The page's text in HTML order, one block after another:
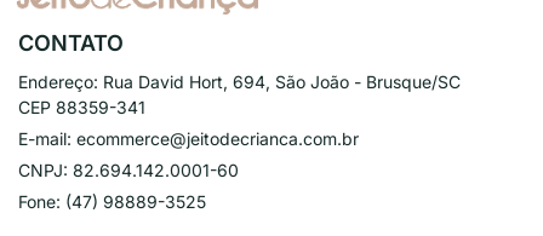
CONTATO
Endereço: Rua David Hort, 694, São João - Brusque/SC
CEP 88359-341
E-mail: ecommerce@jeitodecrianca.com.br
CNPJ: 82.694.142.0001-60
Fone: (47) 98889-3525